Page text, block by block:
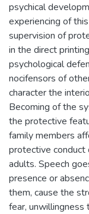
psychical
experiencing of
supervision of
in the direct
psychological
nocifensors of
character the
Becoming of the
the protective
family members
protective conduct
adults. Speech
presence or
them, cause the
fear, unwillingness